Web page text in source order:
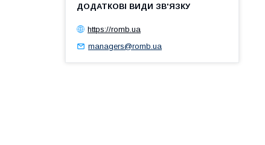
https://romb.ua
managers@romb.ua